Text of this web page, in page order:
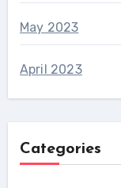
May 2023
April 2023
Categories